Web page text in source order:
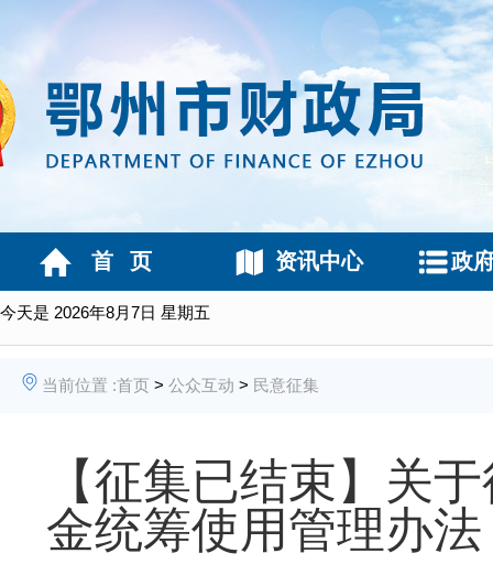
今天是 2026年8月7日 星期五
首 页 资讯中心 政
当前位置 :首页 > 公众互动 > 民意征集
【征集已结束】关
金统筹使用管理办